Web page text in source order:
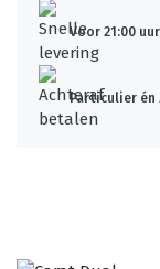
Voor 21:00
Particulier